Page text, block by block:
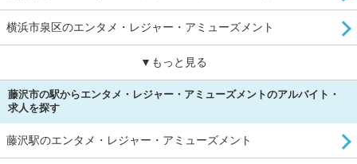
横浜市泉区のエンタメ・レジャー・アミューズメント
▼もっと見る
藤沢市の駅からエンタメ・レジャー・アミューズメントのアルバイト・
求人を探す
藤沢駅のエンタメ・レジャー・アミューズメント